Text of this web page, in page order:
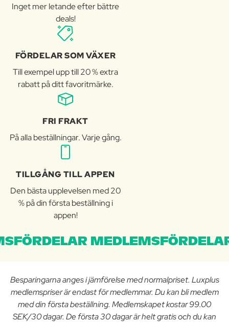
Inget mer letande efter bättre
deals!
FÖRDELAR SOM VÄXER
Till exempel upp till 20 % extra
rabatt på ditt favoritmärke.
FRI FRAKT
På alla beställningar. Varje gång.
TILLGÅNG TILL APPEN
Den bästa upplevelsen med 20
% på din första beställning i
appen!
Besparingarna anges i jämförelse med normalpriset. Luxplus
medlemspriser är endast för medlemmar. Du kan bli medlem
med din första beställning. Medlemskapet kostar 99.00
SEK/30 dagar. De första 30 dagar är helt gratis och du kan